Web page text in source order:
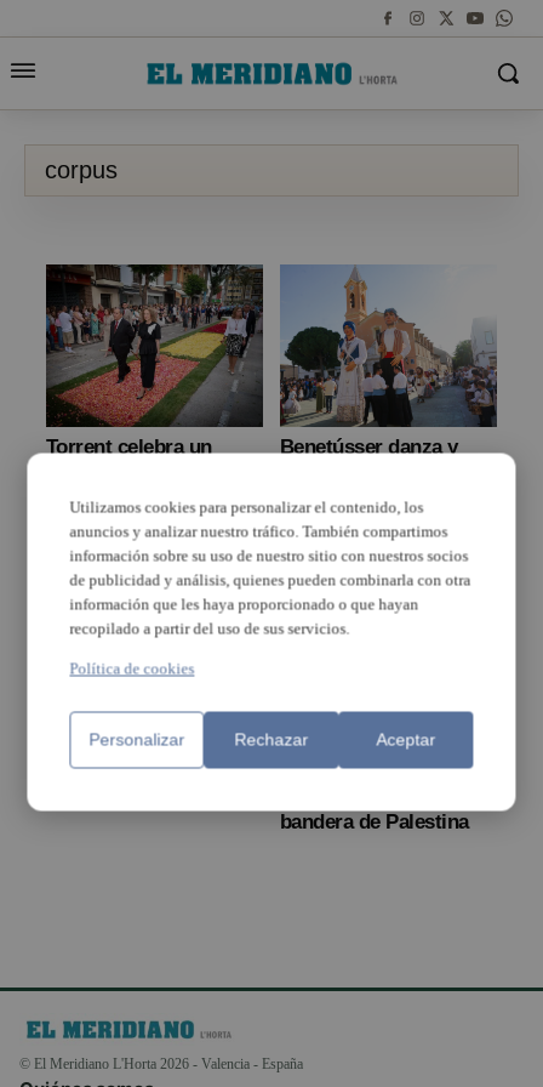
corpus
Torrent celebra un
Cavalcada
Benetússer danza y
Mayores
Torrent celebra la fiesta
del Corpus Christi
Músicos de Rocafort
bandera de Palestina
© El Meridiano L'Horta 2026 - Valencia - España
Utilizamos cookies para personalizar el contenido, los
anuncios y analizar nuestro tráfico. También compartimos
información sobre su uso de nuestro sitio con nuestros socios
de publicidad y análisis, quienes pueden combinarla con otra
información que les haya proporcionado o que hayan
recopilado a partir del uso de sus servicios.
Política de cookies
Personalizar Rechazar Aceptar